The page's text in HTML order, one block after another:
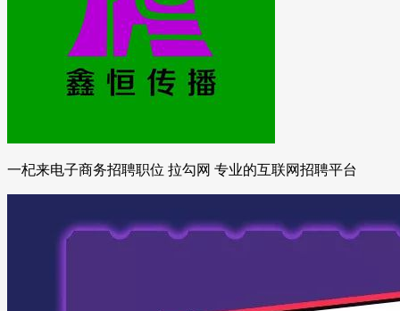
一杞来电子商务招聘职位 拉勾网 专业的互联网招聘平台